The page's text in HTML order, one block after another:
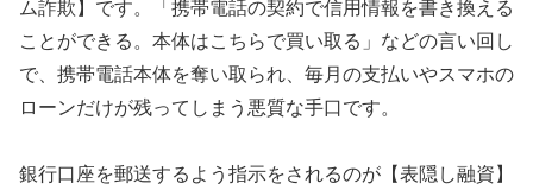
ム詐欺】です。「携帯電話の契約で信用情報を書き換える
ことができる。本体はこちらで買い取る」などの言い回し
で、携帯電話本体を奪い取られ、毎月の支払いやスマホの
ローンだけが残ってしまう悪質な手口です。
銀行口座を郵送するよう指示をされるのが【表隠し融資】